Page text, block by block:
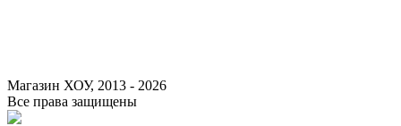
Магазин ХОУ, 2013 - 2026
Все права защищены